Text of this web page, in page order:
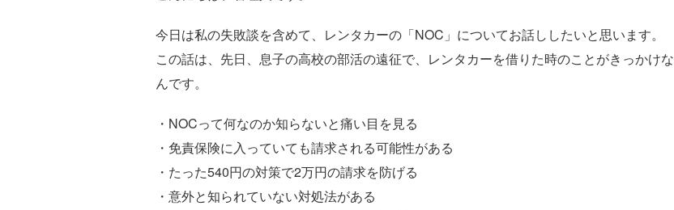
今日は私の失敗談を含めて、レンタカーの「NOC」についてお話ししたいと思います。
この話は、先日、息子の高校の部活の遠征で、レンタカーを借りた時のことがきっかけな
んです。
・NOCって何なのか知らないと痛い目を見る
・免責保険に入っていても請求される可能性がある
・たった540円の対策で2万円の請求を防げる
・意外と知られていない対処法がある